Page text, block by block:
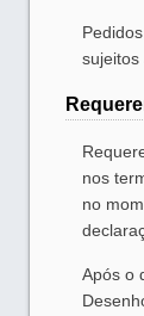
sujeitos
nos
no
Após o